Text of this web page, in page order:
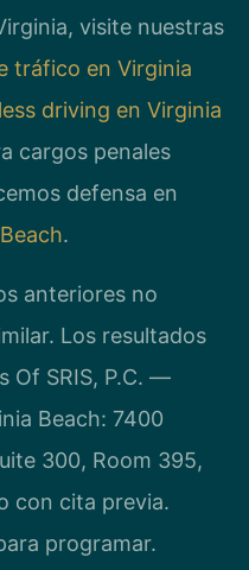
visite nuestras
tráfico en Virginia
driving en Virginia
cargos penales
defensa en
.
anteriores no
Los resultados
Of SRIS, P.C. —
Beach: 7400
300, Room 395,
con cita previa.
programar.